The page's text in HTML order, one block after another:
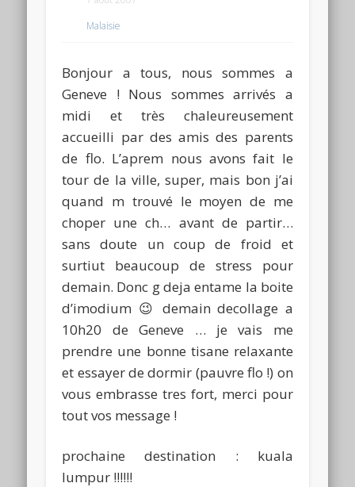
Malaisie
Bonjour a tous, nous sommes a
Geneve ! Nous sommes arrivés a
midi et très chaleureusement
accueilli par des amis des parents
de flo. L’aprem nous avons fait le
tour de la ville, super, mais bon j’ai
quand m trouvé le moyen de me
choper une ch… avant de partir…
sans doute un coup de froid et
surtiut beaucoup de stress pour
demain. Donc g deja entame la boite
d’imodium 😉 demain decollage a
10h20 de Geneve … je vais me
prendre une bonne tisane relaxante
et essayer de dormir (pauvre flo !) on
vous embrasse tres fort, merci pour
tout vos message !
prochaine destination : kuala
lumpur !!!!!!